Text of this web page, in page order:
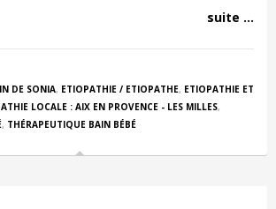
suite ...
DE SONIA, ETIOPATHIE / ETIOPATHE, ETIOPATHIE ET
LOCALE : AIX EN PROVENCE - LES MILLES,
, THÉRAPEUTIQUE BAIN BÉBÉ